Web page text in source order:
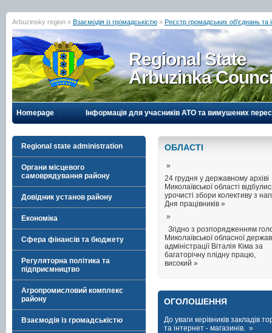
Arbuzinsky region » Взаємодія із громадськістю » Реєстр громадських об'єднань
Regional State
Arbuzinka
Homepage Інформація для учасників АТО та вимушених
Regional state administration
Органи місцевого
самоврядування району
Довідник установ району
Економіка
Сфера фінансів та бюджету
Регуляторна політика та
підприємництво
Агропромисловий комплекс
району
Взаємодія із громадськістю
ОБЛАСТI
»
24 грудня у державному архіві
Миколаївської області
урочисті збори колективу з
Дня працівників »
»
Згідно з розпорядженням
Миколаївської обласної
адміністрації Віталія Кіма за
багаторічну плідну працю,
високий »
ОГОЛОШЕННЯ
До уваги керівників закладів
та інтернет - магазинів. »